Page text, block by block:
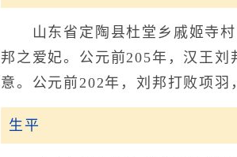
山东省定陶县杜堂乡戚姬寺村
邦之爱妃。公元前205年，汉王
意。公元前202年，刘邦打败项羽
生平